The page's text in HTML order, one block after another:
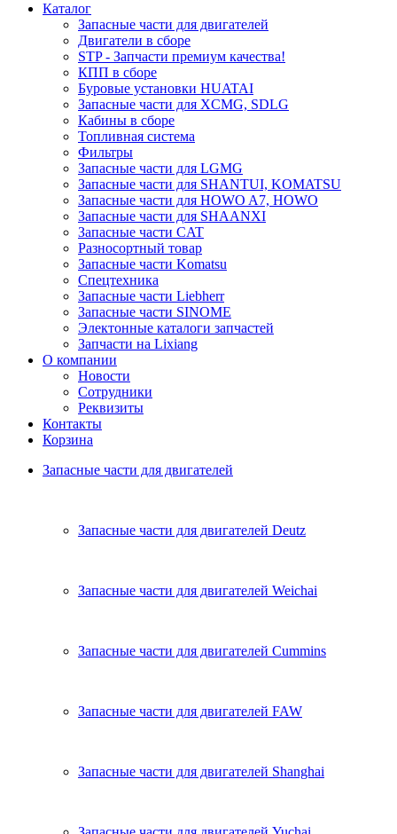
Каталог
Запасные части для двигателей
Двигатели в сборе
STP - Запчасти премиум качества!
КПП в сборе
Буровые установки HUATAI
Запасные части для XCMG, SDLG
Кабины в сборе
Топливная система
Фильтры
Запасные части для LGMG
Запасные части для SHANTUI, KOMATSU
Запасные части для HOWO A7, HOWO
Запасные части для SHAANXI
Запасные части CAT
Разносортный товар
Запасные части Komatsu
Спецтехника
Запасные части Liebherr
Запасные части SINOME
Электонные каталоги запчастей
Запчасти на Lixiang
О компании
Новости
Сотрудники
Реквизиты
Контакты
Корзина
Запасные части для двигателей
Запасные части для двигателей Deutz
Запасные части для двигателей Weichai
Запасные части для двигателей Cummins
Запасные части для двигателей FAW
Запасные части для двигателей Shanghai